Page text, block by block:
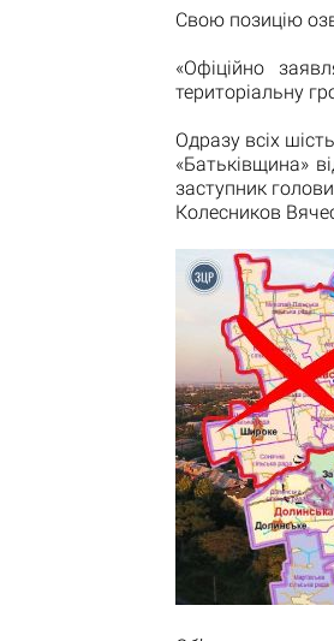
Свою позицію
«Офіційно
територіальну
Одразу всіх
«Батьківщина»
заступник
Колесников